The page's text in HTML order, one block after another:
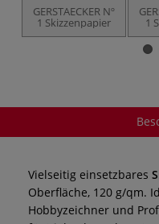
GERSTAECKER Nº
1 Skizzenpapier 1
Vielseitig einsetzbares
Oberfläche, 120 g/qm.
Hobbyzeichner und